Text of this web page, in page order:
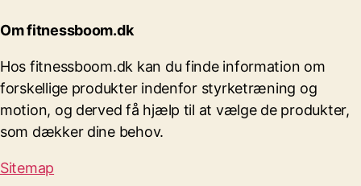
Om fitnessboom.dk
Hos fitnessboom.dk kan du finde information om
forskellige produkter indenfor styrketræning og
motion, og derved få hjælp til at vælge de produkter,
som dækker dine behov.
Sitemap